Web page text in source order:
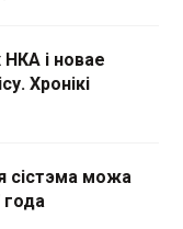
і новае
Хронікі
сістэма можа
года